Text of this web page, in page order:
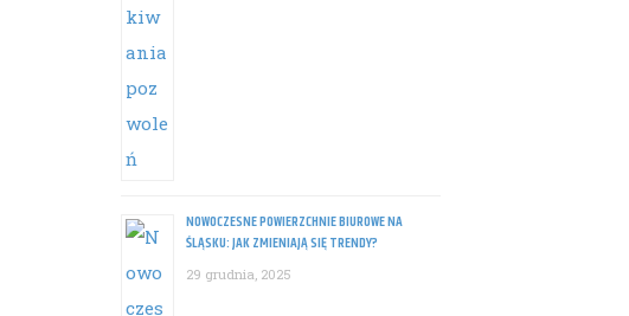
NOWOCZESNE POWIERZCHNIE BIUROWE NA
ŚLĄSKU: JAK ZMIENIAJĄ SIĘ TRENDY?
29 grudnia, 2025